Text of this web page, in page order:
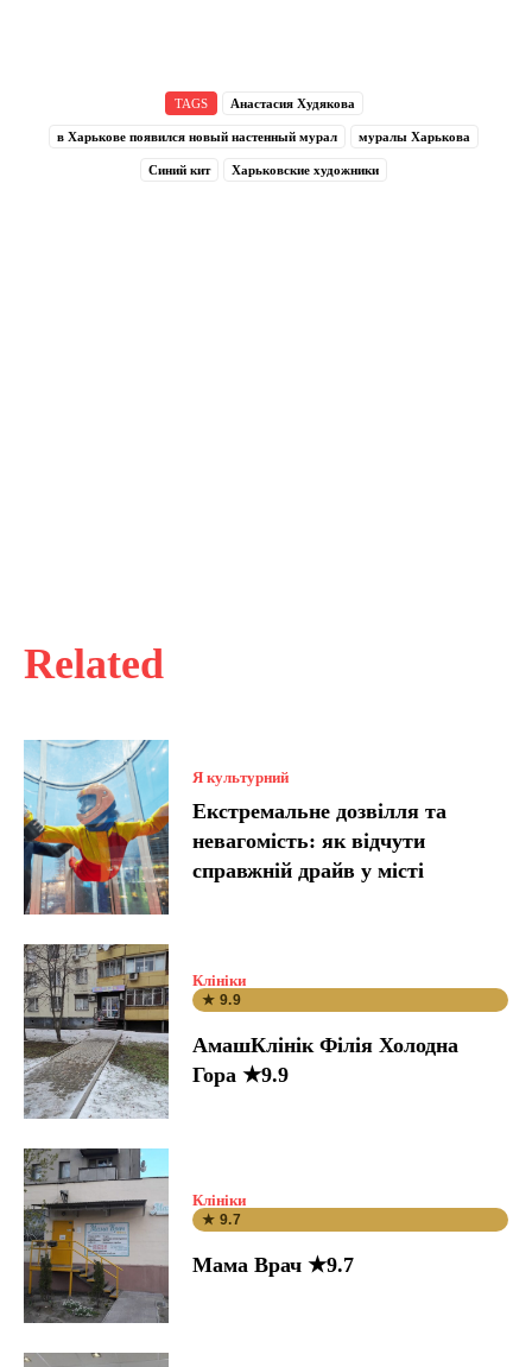
Related
Я культурний
Екстремальне дозвілля та
невагомість: як відчути
справжній драйв у місті
Клініки
★ 9.9
АмашКлінік Філія Холодна
Гора ★9.9
Клініки
★ 9.7
Мама Врач ★9.7
TAGS Анастасия Худякова
в Харькове появился новый настенный мурал муралы Харькова
Синий кит Харьковские художники